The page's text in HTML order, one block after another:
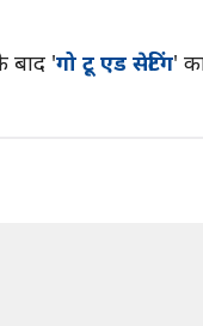
बाद 'गो टू एड सेटिंग'